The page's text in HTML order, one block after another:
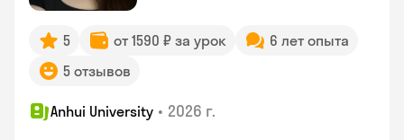
5 от 1590 ₽ за урок
6 лет опыта
5 отзывов
Anhui University • 2026 г.